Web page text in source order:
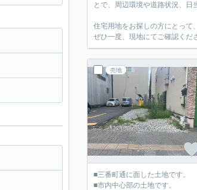
とで、周辺環境や道路状況、日
住宅用地をお探しの方にとって
ぜひ一度、現地にてご確認くだ
売地
■三番町通に面した土地です。
■市内中心部の土地です。